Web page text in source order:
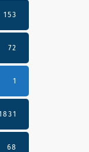
153
72
1
68